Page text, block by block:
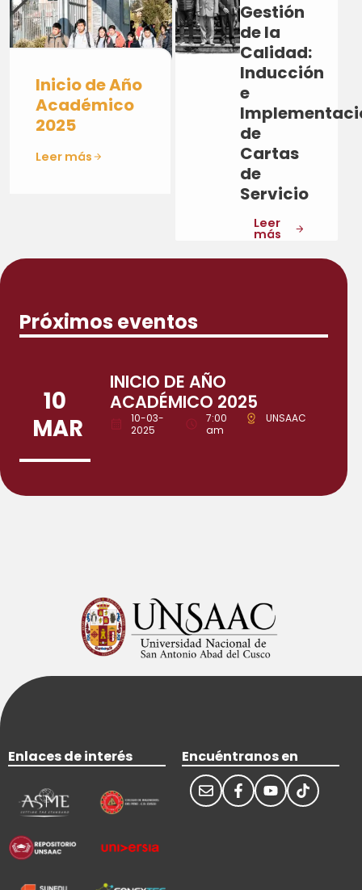
Inicio de Año
Académico
2025
Leer más
Gestión
de la
Calidad:
Inducción
e
de
Cartas
de
Servicio
Leer
más
Próximos eventos
10
MAR
INICIO DE AÑO
ACADÉMICO 2025
10-03-
2025
7:00
am
UNSAAC
Enlaces de interés Encuéntranos en